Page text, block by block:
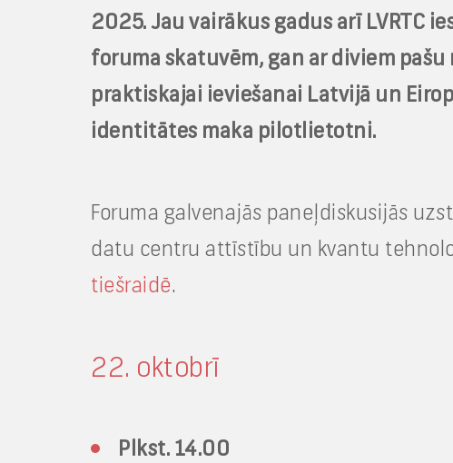
2025. Jau vairākus gadus arī LVRTC
foruma skatuvēm, gan ar diviem
praktiskajai ieviešanai Latvijā un
identitātes maka pilotlietotni.
Foruma galvenajās paneļdiskusijās
datu centru attīstību un kvantu
tiešraidē.
22. oktobrī
Plkst. 14.00